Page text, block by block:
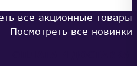
все акционные товары
Посмотреть все новинки